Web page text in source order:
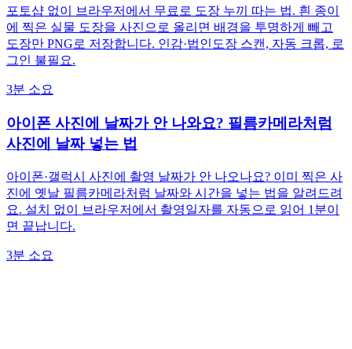
포토샵 없이 브라우저에서 무료로 도장 누끼 따는 법. 흰 종이
에 찍은 실물 도장을 사진으로 올리면 배경을 투명하게 빼고
도장만 PNG로 저장합니다. 인감·법인도장 스캔, 자동 크롭, 로
그인 불필요.
3분 소요
아이폰 사진에 날짜가 안 나와요? 필름카메라처럼
사진에 날짜 넣는 법
아이폰·갤럭시 사진에 촬영 날짜가 안 나오나요? 이미 찍은 사
진에 옛날 필름카메라처럼 날짜와 시간을 넣는 법을 알려드려
요. 설치 없이 브라우저에서 촬영일자를 자동으로 읽어 1분이
면 끝납니다.
3분 소요